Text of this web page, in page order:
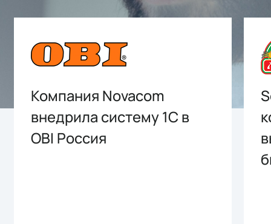
Компания Novacom
внедрила систему 1С в
OBI Россия